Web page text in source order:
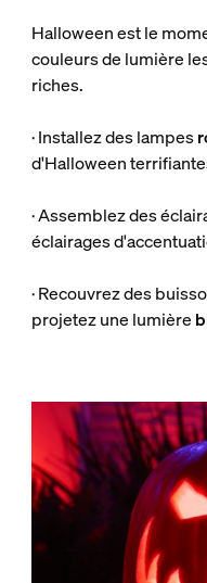
Halloween est le
couleurs de lumière
riches.
· Installez des lampes
d'Halloween
· Assemblez des
éclairages
· Recouvrez des
projetez une lumière